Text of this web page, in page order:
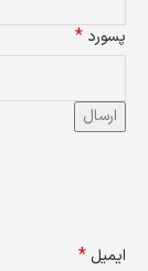
پسورد *
ارسال
ایمیل *